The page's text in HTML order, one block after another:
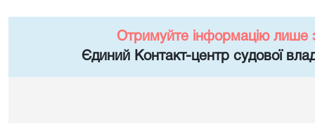
Отримуйте інформацію лише
Єдиний Контакт-центр судової